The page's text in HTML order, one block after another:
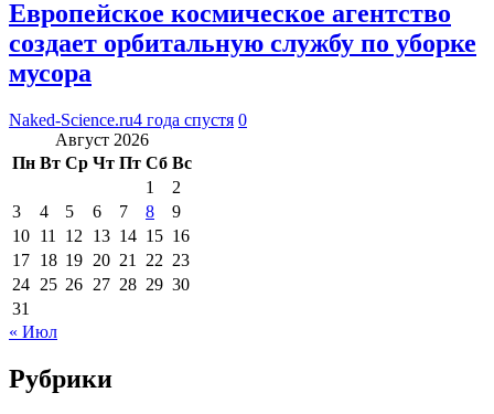
Европейское космическое агентство
создает орбитальную службу по уборке
мусора
Naked-Science.ru4 года спустя 0
Август 2026
Пн Вт Ср Чт Пт Сб Вс
1
2
3
4 5 6 7 8
9
10 11 12 13 14 15 16
17 18 19 20 21 22 23
24 25 26 27 28 29 30
31
« Июл
Рубрики